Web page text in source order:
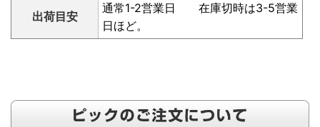
出荷目安
通常1-2営業日 在庫切時は3-5営業
日ほど。